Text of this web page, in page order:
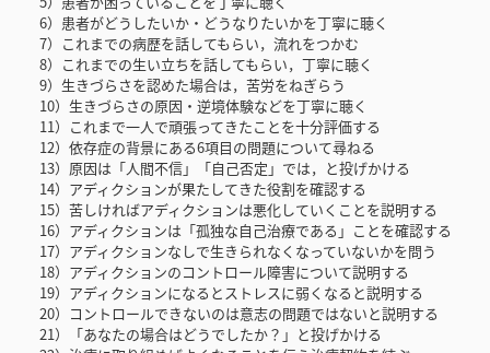
6）患者がどうしたいか・どうなりたいかを丁寧に聴く
7）これまでの病歴を話してもらい，流れをつかむ
8）これまでの生い立ちを話してもらい，丁寧に聴く
9）生きづらさを認めた場合は，苦労をねぎらう
10）生きづらさの原因・逆境体験などを丁寧に聴く
11）これまで一人で頑張ってきたことを十分評価する
12）依存症の背景にある6項目の問題について尋ねる
13）原因は「人間不信」「自己否定」では，と投げかける
14）アディクションが果たしてきた役割を確認する
15）苦しければアディクションは悪化していくことを説明する
16）アディクションは「孤独な自己治療である」ことを確認する
17）アディクションなしで生きられなくなっていないかを問う
18）アディクションのコントロール障害について説明する
19）アディクションになるとストレスに弱くなると説明する
20）コントロールできないのは意志の問題ではないと説明する
21）「あなたの場合はどうでしたか？」と投げかける